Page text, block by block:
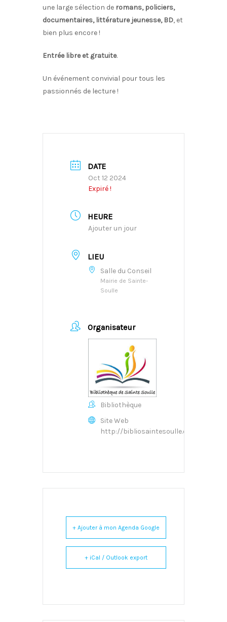
une large sélection de romans, policiers,
documentaires, littérature jeunesse, BD, et
bien plus encore !
Entrée libre et gratuite.
Un événement convivial pour tous les
passionnés de lecture !
DATE
Oct 12 2024
Expiré !
HEURE
Ajouter un jour
LIEU
Salle du Conseil
Mairie de Sainte-
Soulle
Organisateur
Bibliothèque
Site Web
http://
+ Ajouter à mon Agenda Google
+ iCal / Outlook export